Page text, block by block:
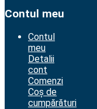
Contul meu
Contul
meu
Detalii
cont
Comenzi
Coș de
cumpărături